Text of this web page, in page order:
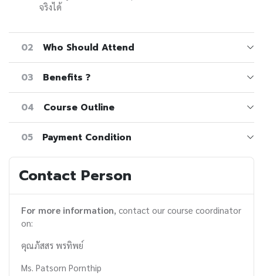
จริงได้
02 Who Should Attend
03 Benefits ?
04 Course Outline
05 Payment Condition
Contact Person
For more information, contact our course coordinator
on:
คุณภัสสร พรทิพย์
Ms. Patsorn Pornthip